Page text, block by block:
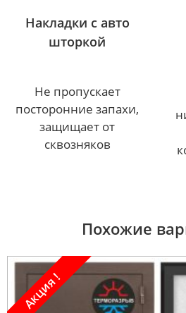
Накладки с авто
шторкой
Не пропускает
посторонние запахи,
защищает от
сквозняков
Похожие
Акция !